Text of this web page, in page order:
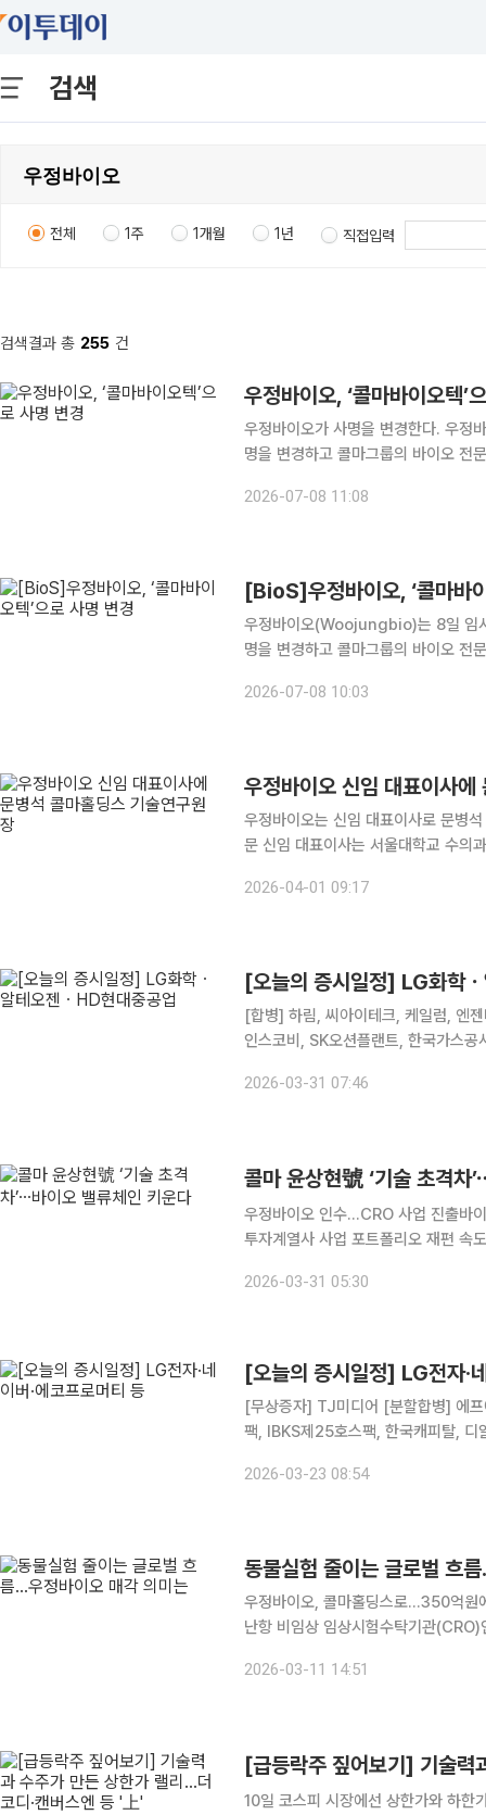
검색
전체 1주 1개월 1년 직접입력
검색결과 총 255 건
우정바이오, ‘콜마바이오텍’
우정바이오가 사명을 변경한다. 우정
명을 변경하고 콜마그룹의 바이오 전문기업으로
2026-07-08 11:08
[BioS]우정바이오, ‘콜마바
우정바이오(Woojungbio)는 8일 임
명을 변경하고 콜마그룹의 바이오 전문기업
성장 기반을 확대하기 위한 전략적 결
2026-07-08 10:03
우정바이오 신임 대표이사
우정바이오는 신임 대표이사로 문병
문 신임 대표이사는 서울대학교 수의
연구개발을 수행해 왔다. 신약개발 분
2026-04-01 09:17
[오늘의 증시일정] LG화학
[합병] 하림, 씨아이테크, 케일럼, 엔젠바이오 [상호변경] 인티큐브 [주주총회] 티
인스코비, SK오션플랜트, 한국가스
풀무원, 태경산업, 강원랜드, 영흥, 황
2026-03-31 07:46
콜마 윤상현號 ‘기술 초격차
우정바이오 인수...CRO 사업 진출바
투자계열사 사업 포트폴리오 재편 속도 윤상현 콜마홀딩스 부회장이 바이오 사업을 중심으로 ‘
을 성장 3대축으로 삼고 연구개발
2026-03-31 05:30
[오늘의 증시일정] LG전자·
[무상증자] TJ미디어 [분할합병] 에
팩, IBKS제25호스팩, 한국캐피탈,
오로스테크놀로지, 링크제니시스, 한
2026-03-23 08:54
동물실험 줄이는 글로벌 흐
우정바이오, 콜마홀딩스로…350억원
난항 비임상 임상시험수탁기관(CRO)인 우정바이오가 매각되면서 국내 비임상 CRO 산업의 구조
대체하려는 정책이 확대되는 가운데
2026-03-11 14:51
10일 코스피 시장에선 상한가와 하한가를 기록한 종목